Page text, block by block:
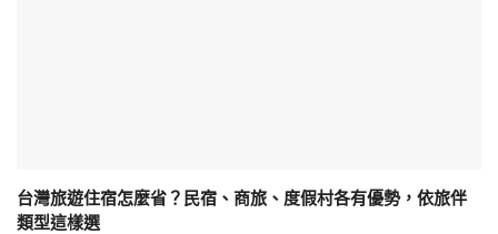
台灣旅遊住宿怎麼省？民宿、商旅、度假村各有優勢，依旅伴
類型這樣選